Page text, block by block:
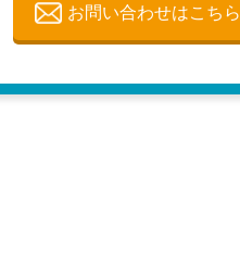
お問い合わせはこちら